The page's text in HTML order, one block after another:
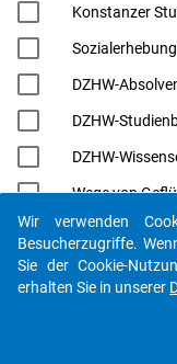
Konstanzer
DZHW-
DZHW-
DZHW-
Wege von
Hochschulen
Eurostudent
Kennen Sie
Datenpakete
bitte mit...
Wir verwenden
Besucherzugriffe.
Sie der Cookie-
erhalten Sie in unserer